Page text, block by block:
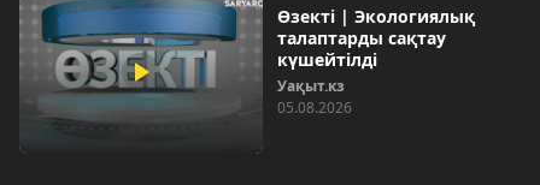
Өзекті | Экологиялық
талаптарды сақтау
күшейтілді
Уақыт.кз
05.08.2026